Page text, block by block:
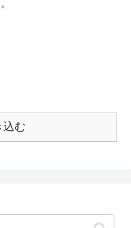
込む